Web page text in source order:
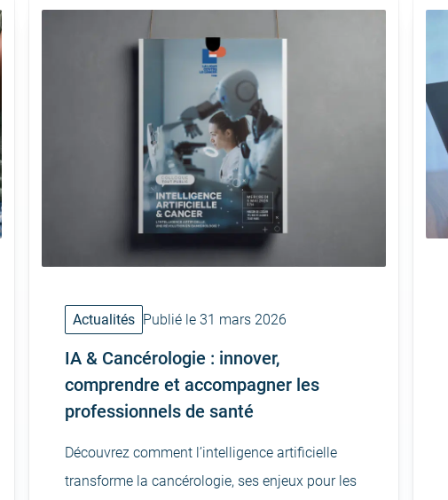
Actualités Publié le 31 mars 2026
IA & Cancérologie : innover,
comprendre et accompagner les
professionnels de santé
Découvrez comment l’intelligence artificielle
transforme la cancérologie, ses enjeux pour les